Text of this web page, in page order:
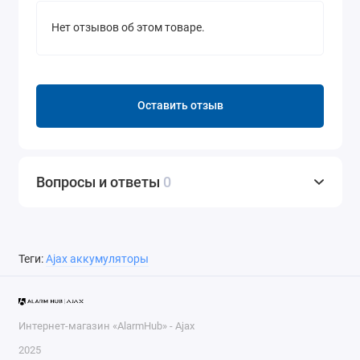
Нет отзывов об этом товаре.
Оставить отзыв
Вопросы и ответы 0
Теги:Аjax аккумуляторы
Интернет-магазин «AlarmHub» - Ajax
2025